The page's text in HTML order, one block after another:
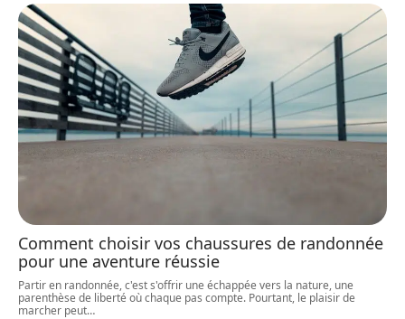
Comment choisir vos chaussures de randonnée
pour une aventure réussie
Partir en randonnée, c'est s'offrir une échappée vers la nature, une
parenthèse de liberté où chaque pas compte. Pourtant, le plaisir de
marcher peut…